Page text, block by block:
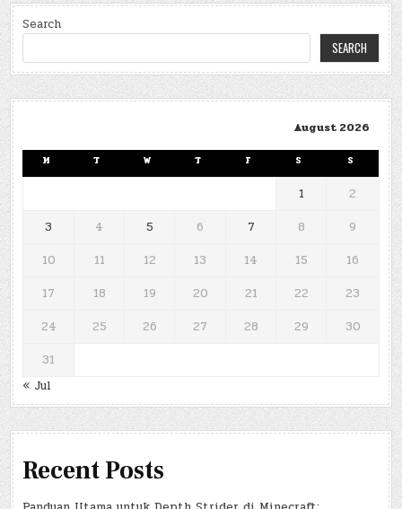
Search
SEARCH
August 2026
M T W T F S S
1
2
3
4 5 6 7 8
9
10
11 12 13 14 15
16
17
18 19 20 21 22
23
24
25 26 27 28 29
30
31
« Jul
Recent Posts